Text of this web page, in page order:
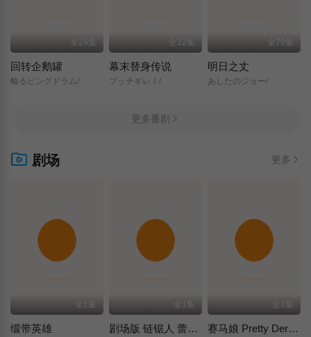
全24集
回转企鹅罐
輪るピングドラム/
全12集
幕末替身传说
ブッチギレ！/
全79集
明日之丈
あしたのジョー/
更多番剧
剧场 更多
全1集
缎带英雄
全1集
剧场版 链锯人 蕾塞篇(正式版)
全1集
赛马娘 Pretty Derby 新时代之门